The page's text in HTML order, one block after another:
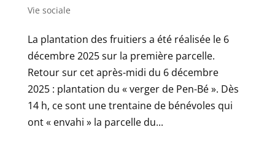
Vie sociale
La plantation des fruitiers a été réalisée le 6
décembre 2025 sur la première parcelle.
Retour sur cet après-midi du 6 décembre
2025 : plantation du « verger de Pen-Bé ». Dès
14 h, ce sont une trentaine de bénévoles qui
ont « envahi » la parcelle du...